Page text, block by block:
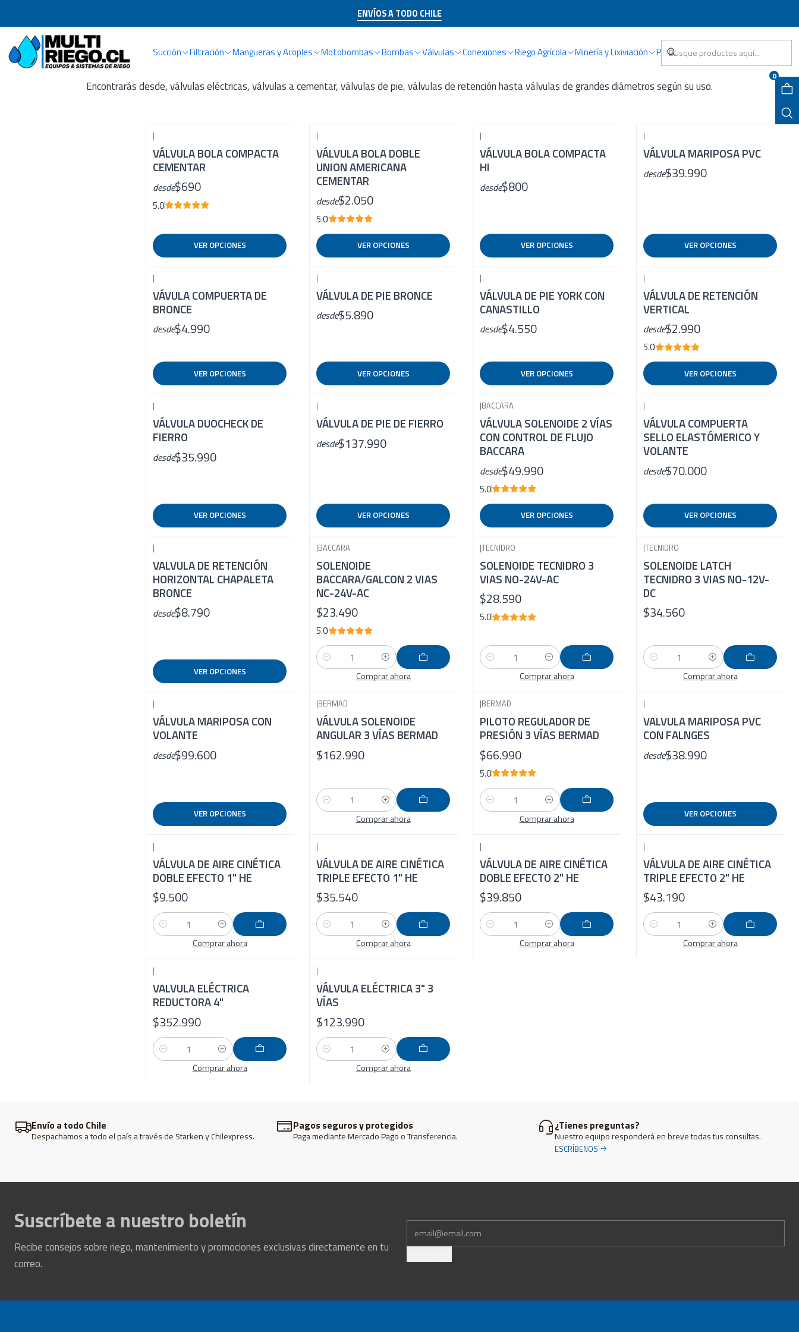
Succión Filtración Mangueras y Acoples Motobombas Bombas Válvulas Conexiones Riego Agrícola Minería y Lixiviación Piscina
0
ENVÍOS A TODO CHILE
Inicio CATÁLOGO VÁLVULAS
VÁLVULAS
Encontrarás desde, válvulas eléctricas, válvulas a cementar, válvulas de pie, válvulas de retención hasta válvulas de grandes diámetros según su uso.
|
VÁLVULA BOLA COMPACTA
CEMENTAR
desde$690
5.0
VER OPCIONES
|
VÁLVULA BOLA DOBLE
UNION AMERICANA
CEMENTAR
desde$2.050
5.0
VER OPCIONES
|
VÁLVULA BOLA COMPACTA
HI
desde$800
VER OPCIONES
|
VÁLVULA MARIPOSA PVC
desde$39.990
VER OPCIONES
|
VÁVULA COMPUERTA DE
BRONCE
desde$4.990
VER OPCIONES
|
VÁLVULA DE PIE BRONCE
desde$5.890
VER OPCIONES
|
VÁLVULA DE PIE YORK CON
CANASTILLO
desde$4.550
VER OPCIONES
|
VÁLVULA DE RETENCIÓN
VERTICAL
desde$2.990
5.0
VER OPCIONES
|
VÁLVULA DUOCHECK DE
FIERRO
desde$35.990
VER OPCIONES
|
VÁLVULA DE PIE DE FIERRO
desde$137.990
VER OPCIONES
|BACCARA
VÁLVULA SOLENOIDE 2 VÍAS
CON CONTROL DE FLUJO
BACCARA
desde$49.990
5.0
VER OPCIONES
|
VÁLVULA COMPUERTA
SELLO ELASTÓMERICO Y
VOLANTE
desde$70.000
VER OPCIONES
|
VALVULA DE RETENCIÓN
HORIZONTAL CHAPALETA
BRONCE
desde$8.790
VER OPCIONES
|BACCARA
SOLENOIDE
BACCARA/GALCON 2 VIAS
NC-24V-AC
$23.490
5.0
Cantidad
Comprar ahora
|TECNIDRO
SOLENOIDE TECNIDRO 3
VIAS NO-24V-AC
$28.590
5.0
Cantidad
Comprar ahora
|TECNIDRO
SOLENOIDE LATCH
TECNIDRO 3 VIAS NO-12V-
DC
$34.560
Cantidad
Comprar ahora
|
VÁLVULA MARIPOSA CON
VOLANTE
desde$99.600
VER OPCIONES
|BERMAD
VÁLVULA SOLENOIDE
ANGULAR 3 VÍAS BERMAD
$162.990
Cantidad
Comprar ahora
|BERMAD
PILOTO REGULADOR DE
PRESIÓN 3 VÍAS BERMAD
$66.990
5.0
Cantidad
Comprar ahora
|
VALVULA MARIPOSA PVC
CON FALNGES
desde$38.990
VER OPCIONES
|
VÁLVULA DE AIRE CINÉTICA
DOBLE EFECTO 1" HE
$9.500
Cantidad
Comprar ahora
|
VÁLVULA DE AIRE CINÉTICA
TRIPLE EFECTO 1" HE
$35.540
Cantidad
Comprar ahora
|
VÁLVULA DE AIRE CINÉTICA
DOBLE EFECTO 2" HE
$39.850
Cantidad
Comprar ahora
|
VÁLVULA DE AIRE CINÉTICA
TRIPLE EFECTO 2" HE
$43.190
Cantidad
Comprar ahora
|
VALVULA ELÉCTRICA
REDUCTORA 4"
$352.990
Cantidad
Comprar ahora
|
VÁLVULA ELÉCTRICA 3" 3
VÍAS
$123.990
Cantidad
Comprar ahora
Envío a todo Chile
Despachamos a todo el país a través de Starken y Chilexpress.
Pagos seguros y protegidos
Paga mediante Mercado Pago o Transferencia.
¿Tienes preguntas?
Nuestro equipo responderá en breve todas tus consultas.
ESCRÍBENOS
Suscríbete a nuestro boletín
Recibe consejos sobre riego, mantenimiento y promociones exclusivas directamente en tu
correo.